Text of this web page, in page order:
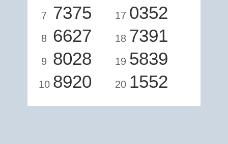
7 7375
8 6627
9 8028
10 8920
17 0352
18 7391
19 5839
20 1552